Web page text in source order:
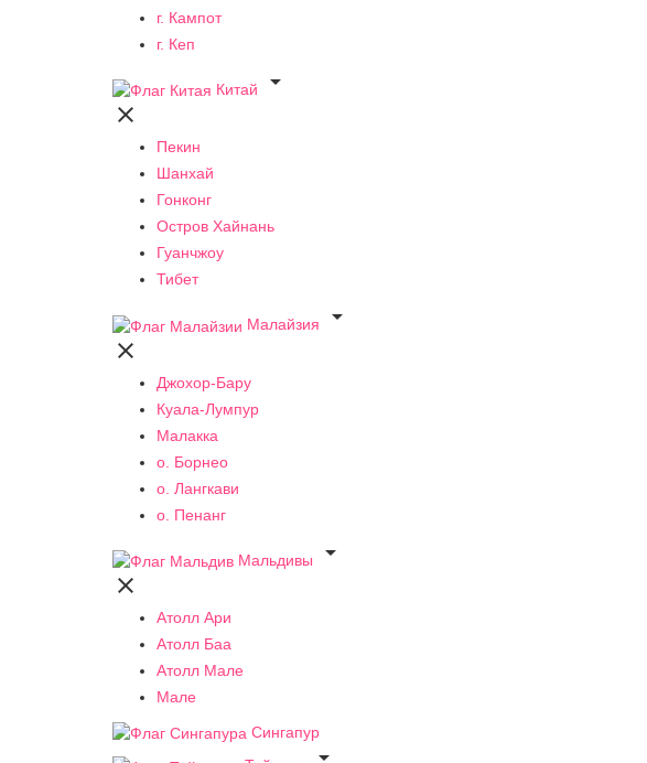
г. Кампот
г. Кеп
Китай


Пекин
Шанхай
Гонконг
Остров Хайнань
Гуанчжоу
Тибет
Малайзия


Джохор-Бару
Куала-Лумпур
Малакка
о. Борнео
о. Лангкави
о. Пенанг
Мальдивы


Атолл Ари
Атолл Баа
Атолл Мале
Мале
Сингапур